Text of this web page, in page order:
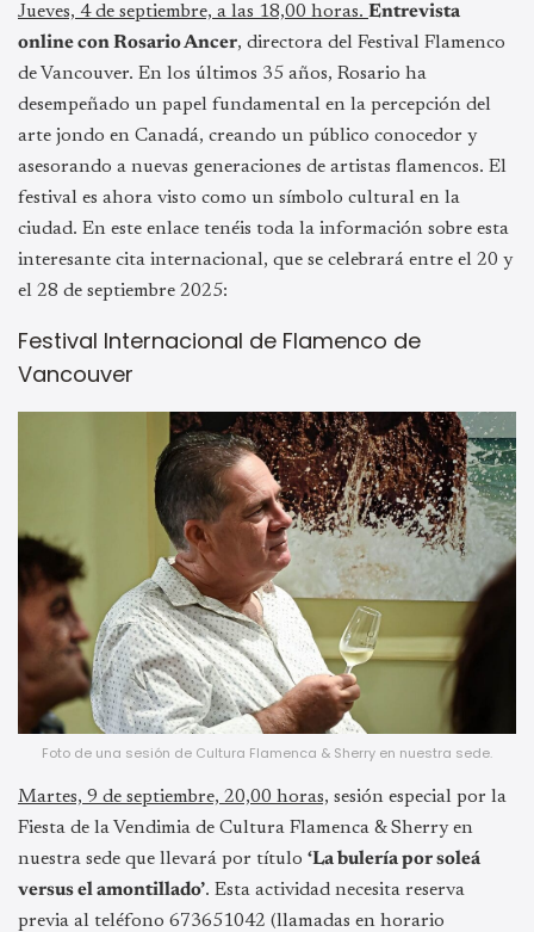
Jueves, 4 de septiembre, a las 18,00 horas. Entrevista
online con Rosario Ancer, directora del Festival Flamenco
de Vancouver. En los últimos 35 años, Rosario ha
desempeñado un papel fundamental en la percepción del
arte jondo en Canadá, creando un público conocedor y
asesorando a nuevas generaciones de artistas flamencos. El
festival es ahora visto como un símbolo cultural en la
ciudad. En este enlace tenéis toda la información sobre esta
interesante cita internacional, que se celebrará entre el 20 y
el 28 de septiembre 2025:
Festival Internacional de Flamenco de
Vancouver
Foto de una sesión de Cultura Flamenca & Sherry en nuestra sede.
Martes, 9 de septiembre, 20,00 horas, sesión especial por la
Fiesta de la Vendimia de Cultura Flamenca & Sherry en
nuestra sede que llevará por título ‘La bulería por soleá
versus el amontillado’. Esta actividad necesita reserva
previa al teléfono 673651042 (llamadas en horario